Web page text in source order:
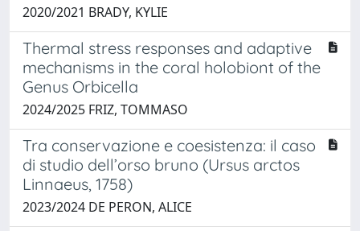
2020/2021 BRADY, KYLIE
Thermal stress responses and adaptive
mechanisms in the coral holobiont of the
Genus Orbicella
2024/2025 FRIZ, TOMMASO
Tra conservazione e coesistenza: il caso
di studio dell’orso bruno (Ursus arctos
Linnaeus, 1758)
2023/2024 DE PERON, ALICE